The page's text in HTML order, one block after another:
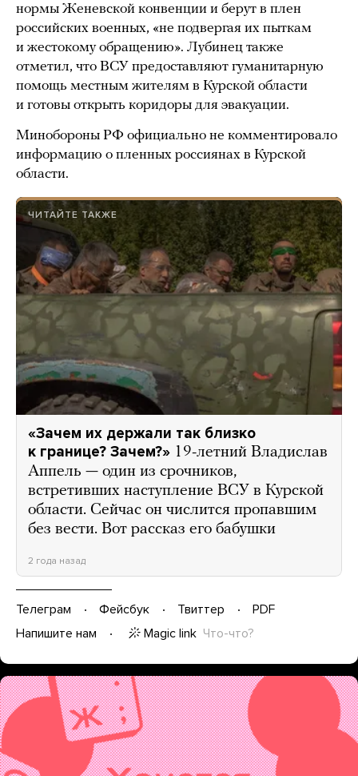
нормы Женевской конвенции и берут в плен
российских военных, «не подвергая их пыткам
и жестокому обращению». Лубинец также
отметил, что ВСУ предоставляют гуманитарную
помощь местным жителям в Курской области
и готовы открыть коридоры для эвакуации.
Минобороны РФ официально не комментировало
информацию о пленных россиянах в Курской
области.
ЧИТАЙТЕ ТАКЖЕ
«Зачем их держали так близко
к границе? Зачем?» 19-летний Владислав
Аппель — один из срочников,
встретивших наступление ВСУ в Курской
области. Сейчас он числится пропавшим
без вести. Вот рассказ его бабушки
2 года назад
Телеграм Фейсбук Твиттер
PDF
Напишите нам
Magic link Что-что?